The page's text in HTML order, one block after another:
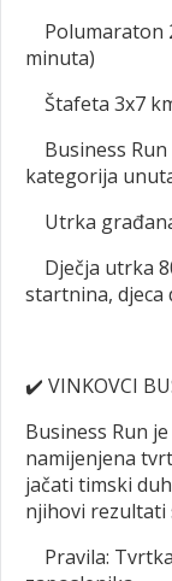
Polumaraton
minuta)
Štafeta 3x7
Business
kategorija
Utrka
Dječja utrka
startnina, djeca
✔️ VINKOVCI
Business Run
namijenjena
jačati timski
njihovi rezultati
Pravila: